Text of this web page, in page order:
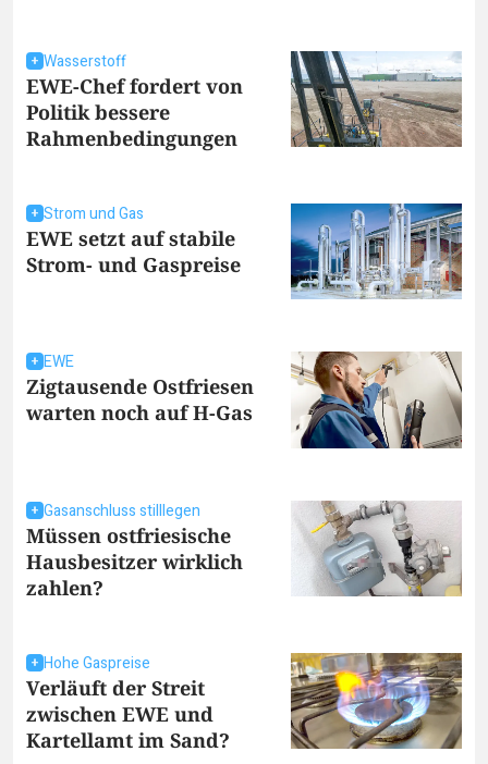
Wasserstoff
EWE-Chef fordert von
Politik bessere
Rahmenbedingungen
Strom und Gas
EWE setzt auf stabile
Strom- und Gaspreise
EWE
Zigtausende Ostfriesen
warten noch auf H-Gas
Gasanschluss stilllegen
Müssen ostfriesische
Hausbesitzer wirklich
zahlen?
Hohe Gaspreise
Verläuft der Streit
zwischen EWE und
Kartellamt im Sand?